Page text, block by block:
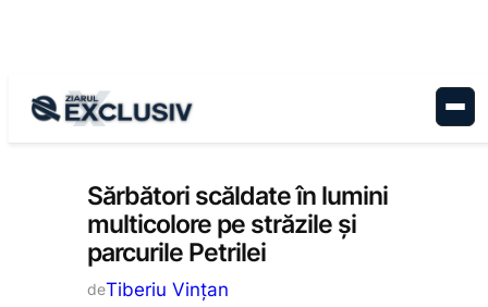
Administrație
Sărbători scăldate în lumini
multicolore pe străzile și
parcurile Petrilei
deTiberiu Vințan